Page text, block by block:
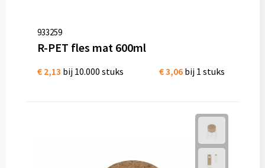
933259
R-PET fles mat 600ml
€ 2,13 bij 10.000 stuks € 3,06 bij 1 stuks